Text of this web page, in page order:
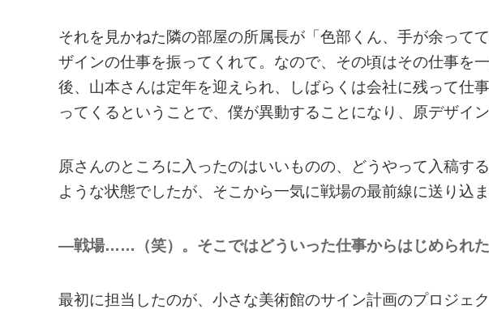
それを見かねた隣の部屋の所属長が「色部くん、手が余って
ザインの仕事を振ってくれて。なので、その頃はその仕事を
後、山本さんは定年を迎えられ、しばらくは会社に残って仕
ってくるということで、僕が異動することになり、原デザイ
原さんのところに入ったのはいいものの、どうやって入稿す
ような状態でしたが、そこから一気に戦場の最前線に送り込
—戦場……（笑）。そこではどういった仕事からはじめられた
最初に担当したのが、小さな美術館のサイン計画のプロジェ